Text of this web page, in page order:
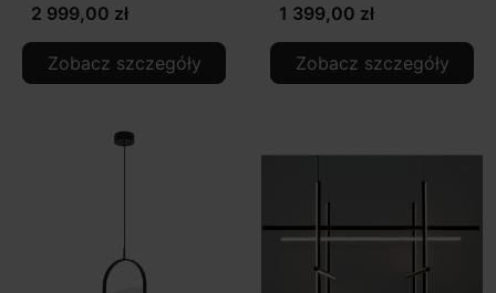
2 999,00 zł
Zobacz szczegóły
1 399,00 zł
Zobacz szczegóły